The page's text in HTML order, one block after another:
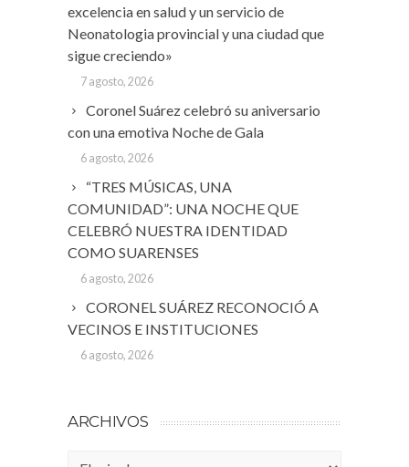
excelencia en salud y un servicio de
Neonatologia provincial y una ciudad que
sigue creciendo»
7 agosto, 2026
Coronel Suárez celebró su aniversario
con una emotiva Noche de Gala
6 agosto, 2026
“TRES MÚSICAS, UNA
COMUNIDAD”: UNA NOCHE QUE
CELEBRÓ NUESTRA IDENTIDAD
COMO SUARENSES
6 agosto, 2026
CORONEL SUÁREZ RECONOCIÓ A
VECINOS E INSTITUCIONES
6 agosto, 2026
ARCHIVOS
Archivos